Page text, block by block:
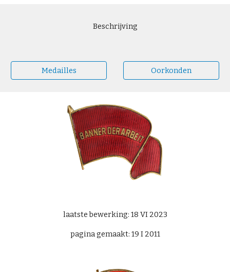
Beschrijving
Medailles Oorkonden
laatste bewerking: 18 VI 2023
pagina gemaakt: 19 I 2011